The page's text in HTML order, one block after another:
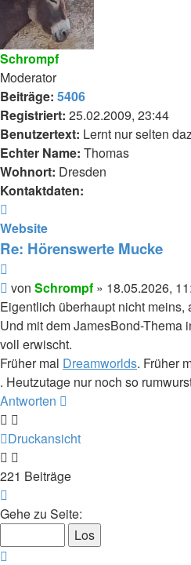
Schrompf
Moderator
Beiträge: 5406
Registriert: 25.02.2009, 23:44
Benutzertext: Lernt nur selten
Echter Name: Thomas
Wohnort: Dresden
Kontaktdaten:
von
Schrompf
Website
Re: Hörenswerte Mucke
Beitrag
von Schrompf » 18.05.2026,
Eigentlich überhaupt nicht meins,
Und mit dem JamesBond-Thema
voll erwischt.
Früher mal Dreamworlds. Früher
. Heutzutage nur noch so
Antworten
Druckansicht
221 Beiträge
8
8
Gehe zu Seite: